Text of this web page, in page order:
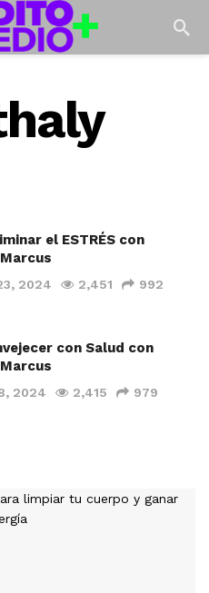
el ESTRÉS con
2024 2,451 992
con Salud con
2024 2,415 979